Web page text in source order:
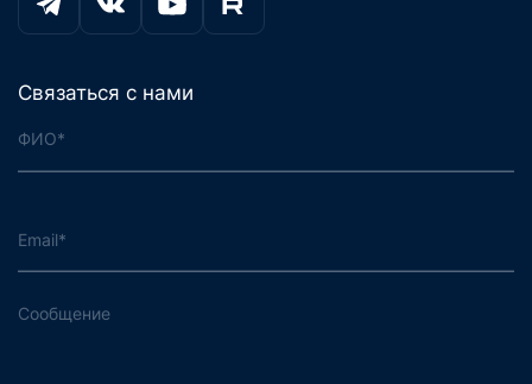
Связаться с нами